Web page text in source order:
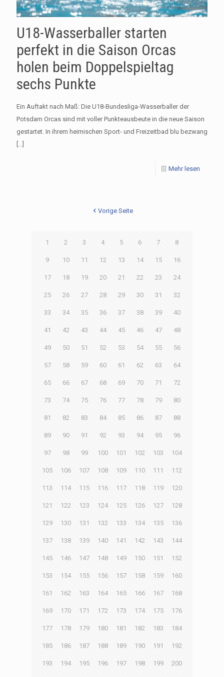
U18-Wasserballer starten
perfekt in die Saison Orcas
holen beim Doppelspieltag
sechs Punkte
Ein Auftakt nach Maß: Die U18-Bundesliga-Wasserballer der
Potsdam Orcas sind mit voller Punkteausbeute in die neue Saison
gestartet. In ihrem heimischen Sport- und Freizeitbad blu bezwang
[…]
Mehr lesen
Vorige Seite
1 2 3 4 5 6 7 8
9 10 11 12 13 14 15 16
17 18 19 20 21 22 23 24
25 26 27 28 29 30 31 32
33 34 35 36 37 38 39 40
41 42 43 44 45 46 47 48
49 50 51 52 53 54 55 56
57 58 59 60 61 62 63 64
65 66 67 68 69 70 71 72
73 74 75 76 77 78 79 80
81 82 83 84 85 86 87 88
89 90 91 92 93 94 95 96
97 98 99 100 101 102 103 104
105 106 107 108 109 110 111 112
113 114 115 116 117 118 119 120
121 122 123 124 125 126 127 128
129 130 131 132 133 134 135 136
137 138 139 140 141 142 143 144
145 146 147 148 149 150 151 152
153 154 155 156 157 158 159 160
161 162 163 164 165 166 167 168
169 170 171 172 173 174 175 176
177 178 179 180 181 182 183 184
185 186 187 188 189 190 191 192
193 194 195 196 197 198 199 200